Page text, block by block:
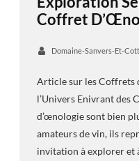
Coffret
Domaine-Sanvers-Et-
Article sur les Coffrets
l’Univers Enivrant des
d’œnologie sont bien
amateurs de vin, ils
invitation à explorer et